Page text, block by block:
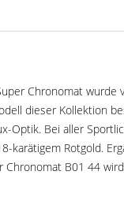
Chronomat
dieser Kollektion
Optik. Bei aller
karätigem Rotgold.
B01 44